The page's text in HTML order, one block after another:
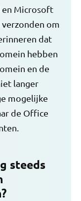
en Microsoft
om
dat
hebben
en de
langer
mogelijke
de Office
steeds